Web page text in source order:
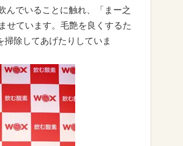
んでいることに触れ、「まー之
せています。毛艶を良くするた
除してあげたりしていま